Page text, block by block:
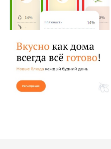
Система учета
хранящегося урожая